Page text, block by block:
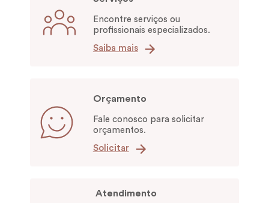
Encontre serviços ou
profissionais especializados.
Saiba mais
Orçamento
Fale conosco para solicitar
orçamentos.
Solicitar
Atendimento